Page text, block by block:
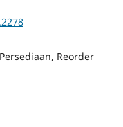
Reorder